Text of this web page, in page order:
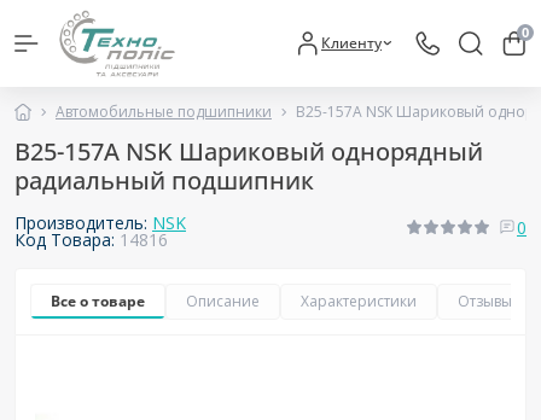
Клиенту 0
Автомобильные подшипники B25-157A NSK Шариковый
B25-157A NSK Шариковый однорядный
радиальный подшипник
Производитель: NSK
Код Товара: 14816
0
Все о товаре Описание Характеристики Отзывы